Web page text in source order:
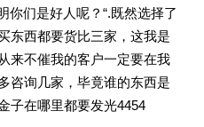
你们是好人呢？“.既然选择了
东西都要货比三家，这我是
来不催我的客户一定要在我
咨询几家，毕竟谁的东西是
子在哪里都要发光4454